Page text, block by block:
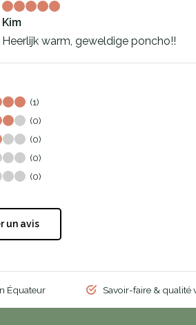
Kim
Heerlijk warm, geweldige poncho!!
(1)
(0)
(0)
(0)
(0)
un avis
Équateur Savoir-faire & qualité